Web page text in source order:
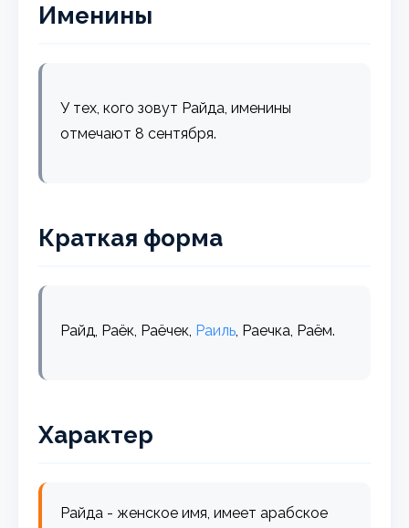
Именины
У тех, кого зовут Райда, именины
отмечают 8 сентября.
Краткая форма
Райд, Раёк, Раёчек, Раиль, Раечка, Раём.
Характер
Райда - женское имя, имеет арабское